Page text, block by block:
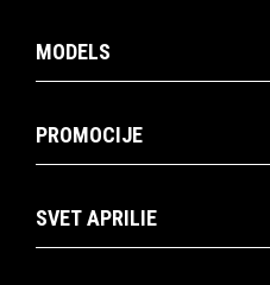
MODELS
PROMOCIJE
SVET APRILIE